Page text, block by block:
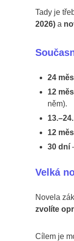
Tady je
2026) a
24
12
něm).
12
30 dní
Velká
Novela
zvolíte
Cílem je